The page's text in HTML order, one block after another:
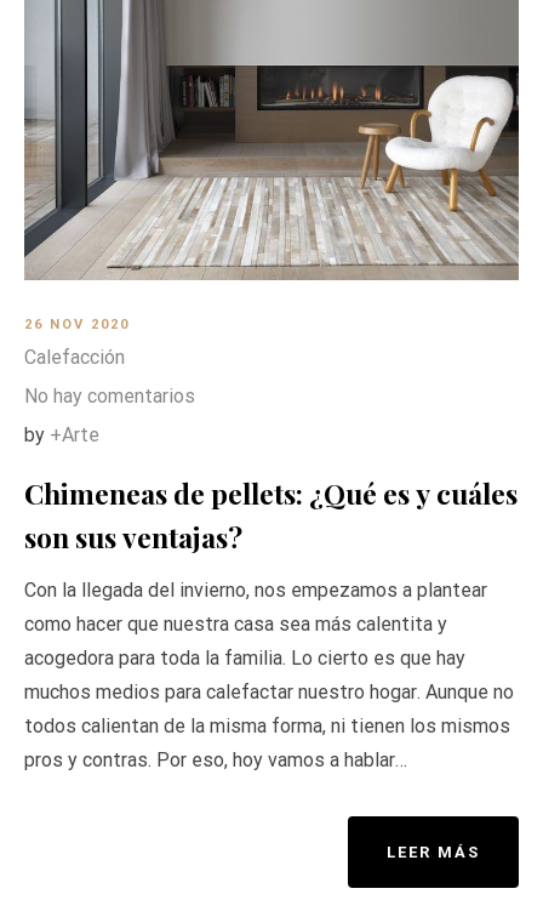
26 NOV 2020
Calefacción
No hay comentarios
by +Arte
Chimeneas de pellets: ¿Qué es y cuáles
son sus ventajas?
Con la llegada del invierno, nos empezamos a plantear
como hacer que nuestra casa sea más calentita y
acogedora para toda la familia. Lo cierto es que hay
muchos medios para calefactar nuestro hogar. Aunque no
todos calientan de la misma forma, ni tienen los mismos
pros y contras. Por eso, hoy vamos a hablar…
LEER MÁS